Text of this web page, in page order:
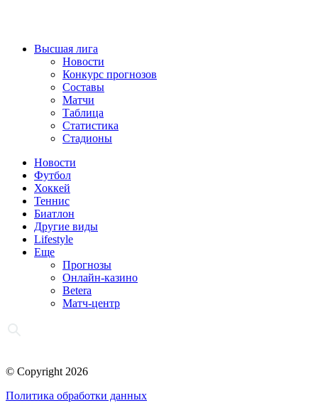
Высшая лига
Новости
Конкурс прогнозов
Составы
Матчи
Таблица
Статистика
Стадионы
Новости
Футбол
Хоккей
Теннис
Биатлон
Другие виды
Lifestyle
Еще
Прогнозы
Онлайн-казино
Betera
Матч-центр
© Copyright 2026
Политика обработки данных